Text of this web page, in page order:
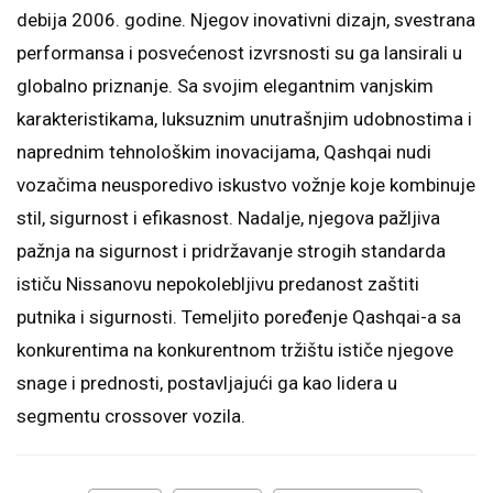
debija 2006. godine. Njegov inovativni dizajn, svestrana
performansa i posvećenost izvrsnosti su ga lansirali u
globalno priznanje. Sa svojim elegantnim vanjskim
karakteristikama, luksuznim unutrašnjim udobnostima i
naprednim tehnološkim inovacijama, Qashqai nudi
vozačima neusporedivo iskustvo vožnje koje kombinuje
stil, sigurnost i efikasnost. Nadalje, njegova pažljiva
pažnja na sigurnost i pridržavanje strogih standarda
ističu Nissanovu nepokolebljivu predanost zaštiti
putnika i sigurnosti. Temeljito poređenje Qashqai-a sa
konkurentima na konkurentnom tržištu ističe njegove
snage i prednosti, postavljajući ga kao lidera u
segmentu crossover vozila.